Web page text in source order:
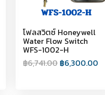
โฟลสวิตซ์ Honeywell
Water Flow Switch
WFS-1002-H
฿6,741.00 ฿6,300.00